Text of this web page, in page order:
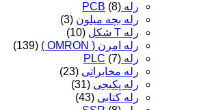
رله PCB (8)
رله بچه میلون (3)
رله T شکل
(10)
رله امرن ( OMRON )
(139)
رله PLC (7)
رله مخابراتی (23)
رله پکیجی (31)
رله کتابی (43)